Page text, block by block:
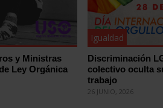
y Ministras
Ley Orgánica
Igualdad
Discriminación
colectivo oculta
trabajo
26 JUNIO, 2026